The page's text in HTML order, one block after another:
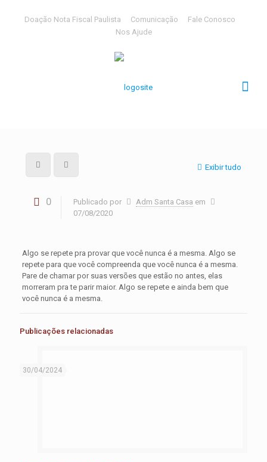
Doação Nota Fiscal Paulista Comunicação
Fale Conosco
Nos Ajude
Exibir tudo
0 Publicado por Adm Santa Casa em
07/08/2020
Algo se repete pra provar que você nunca é a mesma. Algo se
repete para que você compreenda que você nunca é a mesma.
Pare de chamar por suas versões que estão no antes, elas
morreram pra te parir maior. Algo se repete e ainda bem que
você nunca é a mesma.
Publicações relacionadas
30/04/2024